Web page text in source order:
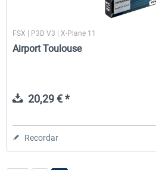
FSX | P3D V3 | X-Plane 11
Airport Toulouse
20,29 € *
Recordar